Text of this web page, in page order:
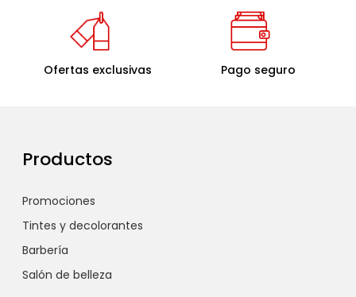
Ofertas exclusivas Pago seguro
Productos
Promociones
Tintes y decolorantes
Barbería
Salón de belleza